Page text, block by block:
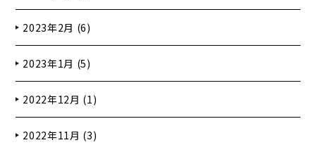
2023年2月 (6)
2023年1月 (5)
2022年12月 (1)
2022年11月 (3)